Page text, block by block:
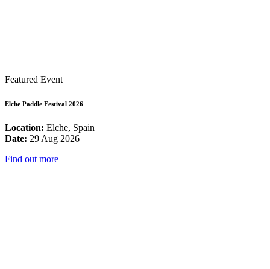
Featured Event
Elche Paddle Festival 2026
Location: Elche, Spain
Date: 29 Aug 2026
Find out more